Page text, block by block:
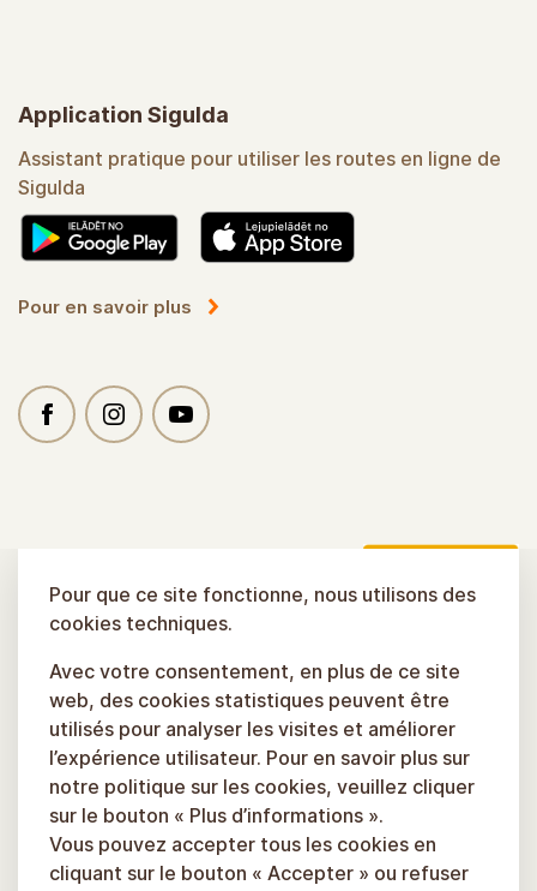
Application Sigulda
Assistant pratique pour utiliser les routes en ligne de
Sigulda
Pour en savoir plus
Pour que ce site fonctionne, nous utilisons des
cookies techniques.
Avec votre consentement, en plus de ce site
web, des cookies statistiques peuvent être
utilisés pour analyser les visites et améliorer
l’expérience utilisateur. Pour en savoir plus sur
notre politique sur les cookies, veuillez cliquer
sur le bouton « Plus d’informations ».
Vous pouvez accepter tous les cookies en
cliquant sur le bouton « Accepter » ou refuser